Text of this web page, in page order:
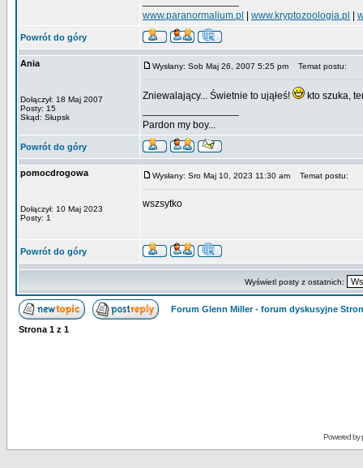
www.paranormalium.pl
www.kryptozoologia.pl
Powrót do góry
Ania
Dołączył: 18 Maj 2007
Posty: 15
Skąd: Słupsk
Wysłany: Sob Maj 26, 2007 5:25 pm Temat postu:
Zniewalający... Świetnie to ująłeś!
kto szuka,
Pardon my boy...
Powrót do góry
pomocdrogowa
Dołączył: 10 Maj 2023
Posty: 1
Wysłany: Sro Maj 10, 2023 11:30 am Temat postu:
wszsytko
Powrót do góry
Wyświetl posty z ostatnich:
Forum Glenn Miller - forum dyskusyjne
Strona 1 z 1
Powered by